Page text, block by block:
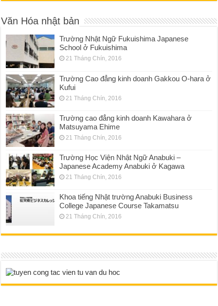
Văn Hóa nhật bản
Trường Nhật Ngữ Fukuishima Japanese
School ở Fukuishima
21 Tháng Chín, 2016
Trường Cao đẳng kinh doanh Gakkou O-hara ở
Kufui
21 Tháng Chín, 2016
Trường cao đẳng kinh doanh Kawahara ở
Matsuyama Ehime
21 Tháng Chín, 2016
Trường Học Viện Nhật Ngữ Anabuki –
Japanese Academy Anabuki ở Kagawa
21 Tháng Chín, 2016
Khoa tiếng Nhật trường Anabuki Business
College Japanese Course Takamatsu
21 Tháng Chín, 2016